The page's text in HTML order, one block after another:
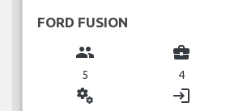
FORD FUSION
group
5
business_center
4
miscellaneous_services login